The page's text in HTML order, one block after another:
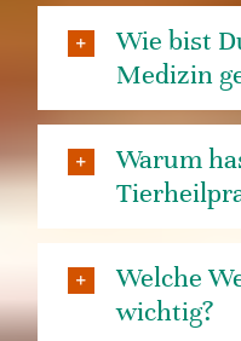
Wie bist
Medizin
Warum
Welche
wichtig?